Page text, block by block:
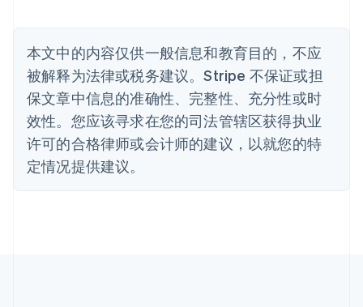
本文中的内容仅供一般信息和教育目的，不应
被解释为法律或税务建议。Stripe 不保证或担
保文章中信息的准确性、完整性、充分性或时
效性。您应该寻求在您的司法管辖区获得执业
许可的合格律师或会计师的建议，以就您的特
定情况提供建议。
比利时
波兰
English
丹麦
English
德国
Deutsch English
法国
FrançaisEnglish
芬兰